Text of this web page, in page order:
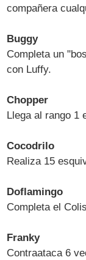
compañera
Buggy
Completa un
con Luffy.
Chopper
Llega al rango 1
Cocodrilo
Realiza 15
Doflamingo
Completa el
Franky
Contraataca 6